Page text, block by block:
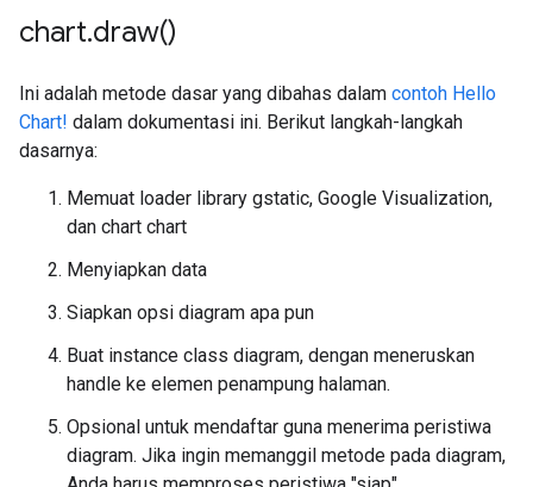
chart.draw()
Ini adalah metode dasar yang dibahas dalam contoh Hello
Chart! dalam dokumentasi ini. Berikut langkah-langkah
dasarnya:
Memuat loader library gstatic, Google Visualization,
dan chart chart
Menyiapkan data
Siapkan opsi diagram apa pun
Buat instance class diagram, dengan meneruskan
handle ke elemen penampung halaman.
Opsional untuk mendaftar guna menerima peristiwa
diagram. Jika ingin memanggil metode pada diagram,